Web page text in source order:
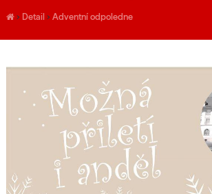
› Detail › Adventní odpoledne